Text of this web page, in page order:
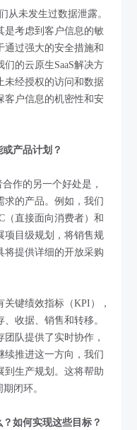
从未发生过数据泄露。
是考虑到客户信息的敏
通过强大的安全措施和
的云原生SaaS解决方
未经授权的访问和数据
客户信息的机密性和安
产品计划？
合作的另一个好处是，
求的产品。例如，我们
（直接面向消费者）和
项目级规划，将销售规
将提供详细的开放采购
键绩效指标（KPI），
收据、销售和转移。
队提供了实时协作，
续推进这一方向，我们
到生产规划。这将帮助
闭环。
如何实现这些目标？